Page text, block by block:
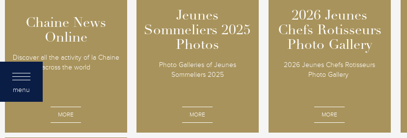
menu
Chaine News
Online
Discover all the activity of la Chaine
across the world
MORE
Chaine News
Online
Jeunes
Sommeliers 2025
Photos
Photo Galleries of Jeunes
Sommeliers 2025
MORE
Jeunes
Sommeliers 2025
Photos
2026 Jeunes
Chefs Rotisseurs
Photo Gallery
2026 Jeunes Chefs Rotisseurs
Photo Gallery
MORE
2026 Jeunes
Chefs Rotisseurs
Photo Gallery